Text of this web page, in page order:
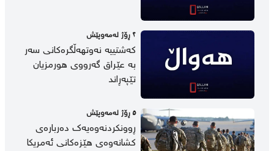
٢ ڕۆژ لەمەوپێش
کەشتییە نەوتهەڵگرەکانی سەر
بە عێراق گەرووی هورمزیان
تێپەڕاند
٥ ڕۆژ لەمەوپێش
ڕوونکردنەوەیەک دەربارەی
کشانەوەی هێزەکانی ئەمریکا